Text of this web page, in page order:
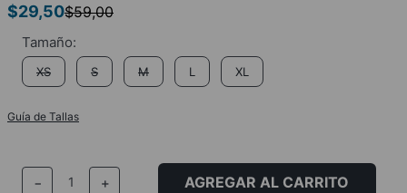
$29,50$59,00
XS S M L XL
Guía de Tallas
＋
－ AGREGAR AL CARRITO